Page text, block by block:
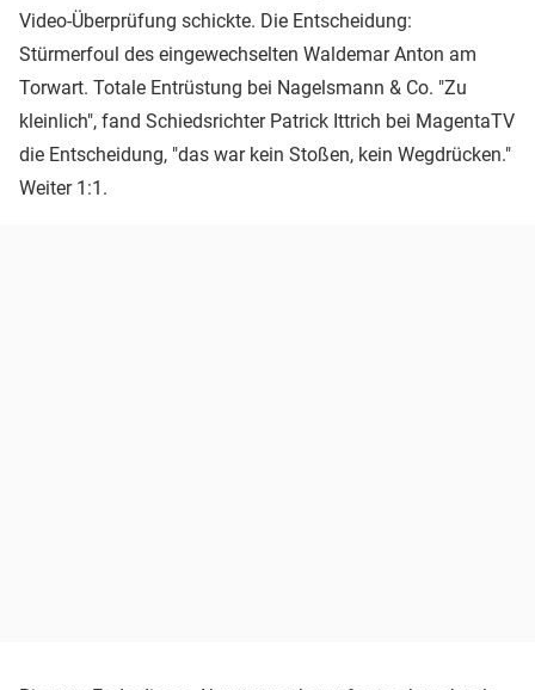
Video-Überprüfung schickte. Die Entscheidung:
Stürmerfoul des eingewechselten Waldemar Anton am
Torwart. Totale Entrüstung bei Nagelsmann & Co. "Zu
kleinlich", fand Schiedsrichter Patrick Ittrich bei MagentaTV
die Entscheidung, "das war kein Stoßen, kein Wegdrücken."
Weiter 1:1.